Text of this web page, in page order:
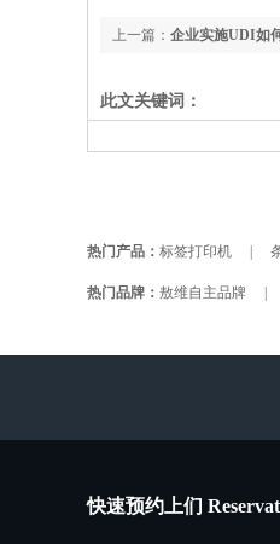
上一篇： 企业实施UDI如
此文关键词：
热门产品： 标签打印机
热门品牌： 敖维自主品牌
快速预约上们